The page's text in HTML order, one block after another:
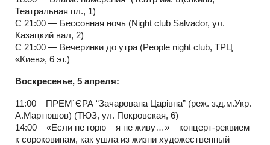
Театральная пл., 1)
С 21:00 — Бессонная ночь (Night club Salvador, ул.
Казацкий вал, 2)
С 21:00 — Вечеринки до утра (People night club, ТРЦ
«Киев», 6 эт.)
Воскресенье, 5 апреля:
11:00 – ПРЕМ`ЄРА “Зачарована Царівна” (реж. з.д.м.Укр.
А.Мартюшов) (ТЮЗ, ул. Покровская, 6)
14:00 – «Если не горю – я не живу…» – концерт-реквием
к сороковинам, как ушла из жизни художественный